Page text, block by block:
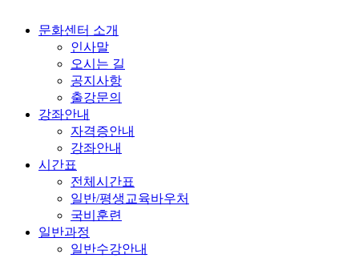
문화센터 소개
인사말
오시는 길
공지사항
출강문의
강좌안내
자격증안내
강좌안내
시간표
전체시간표
일반/평생교육바우처
국비훈련
일반과정
일반수강안내